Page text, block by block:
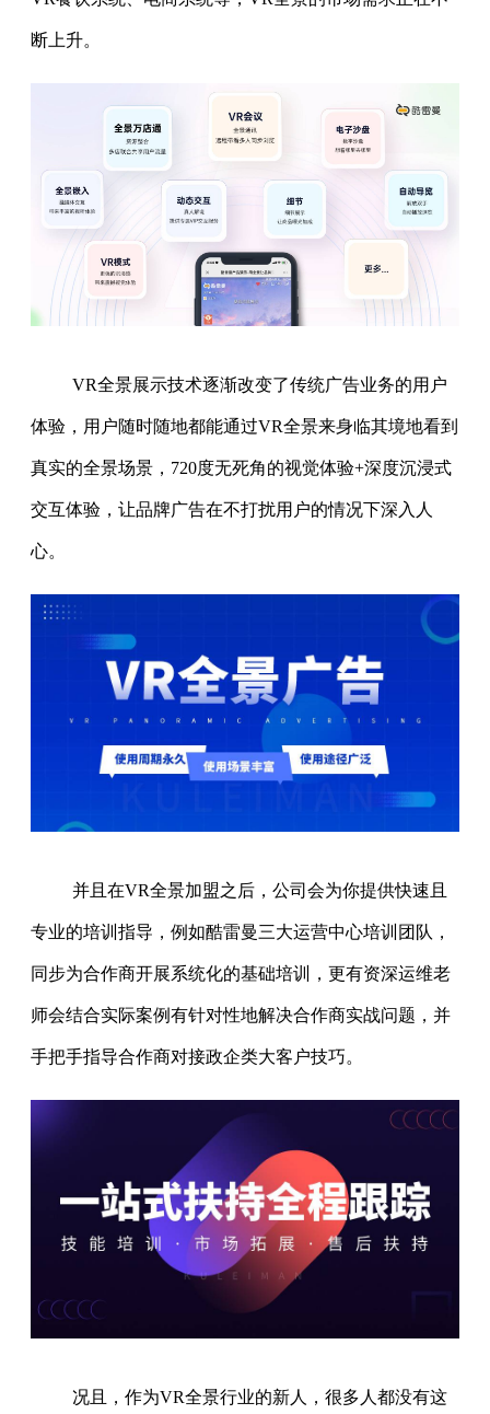
断上升。
VR全景展示技术逐渐改变了传统广告业务的用户
体验，用户随时随地都能通过VR全景来身临其境地看到
真实的全景场景，720度无死角的视觉体验+深度沉浸式
交互体验，让品牌广告在不打扰用户的情况下深入人
心。
并且在VR全景加盟之后，公司会为你提供快速且
专业的培训指导，例如酷雷曼三大运营中心培训团队，
同步为合作商开展系统化的基础培训，更有资深运维老
师会结合实际案例有针对性地解决合作商实战问题，并
手把手指导合作商对接政企类大客户技巧。
况且，作为VR全景行业的新人，很多人都没有这